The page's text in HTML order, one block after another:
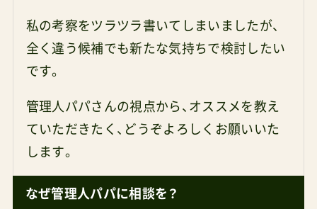
私の考察をツラツラ書いてしまいましたが、
全く違う候補でも新たな気持ちで検討したい
です。
管理人パパさんの視点から、オススメを教え
ていただきたく、どうぞよろしくお願いいた
します。
なぜ管理人パパに相談を？